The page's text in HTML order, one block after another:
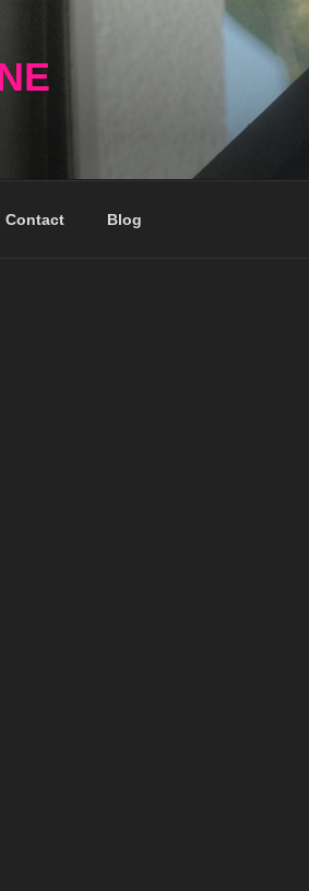
Contact Blog